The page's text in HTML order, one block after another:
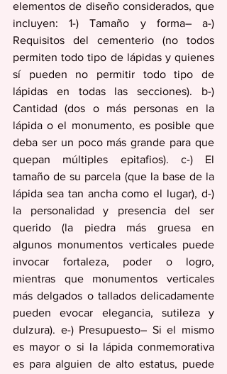
elementos de diseño considerados, que
incluyen: 1-) Tamaño y forma– a-)
Requisitos del cementerio (no todos
permiten todo tipo de lápidas y quienes
sí pueden no permitir todo tipo de
lápidas en todas las secciones). b-)
Cantidad (dos o más personas en la
lápida o el monumento, es posible que
deba ser un poco más grande para que
quepan múltiples epitafios). c-) El
tamaño de su parcela (que la base de la
lápida sea tan ancha como el lugar), d-)
la personalidad y presencia del ser
querido (la piedra más gruesa en
algunos monumentos verticales puede
invocar fortaleza, poder o logro,
mientras que monumentos verticales
más delgados o tallados delicadamente
pueden evocar elegancia, sutileza y
dulzura). e-) Presupuesto– Si el mismo
es mayor o si la lápida conmemorativa
es para alguien de alto estatus, puede